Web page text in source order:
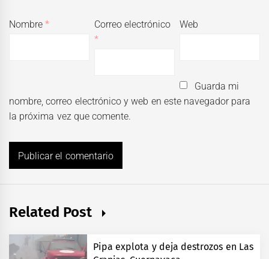
Nombre*
Correo electrónico
*
Web
Guarda mi
nombre, correo electrónico y web en este navegador para
la próxima vez que comente.
Related Post
Pipa explota y deja destrozos en Las